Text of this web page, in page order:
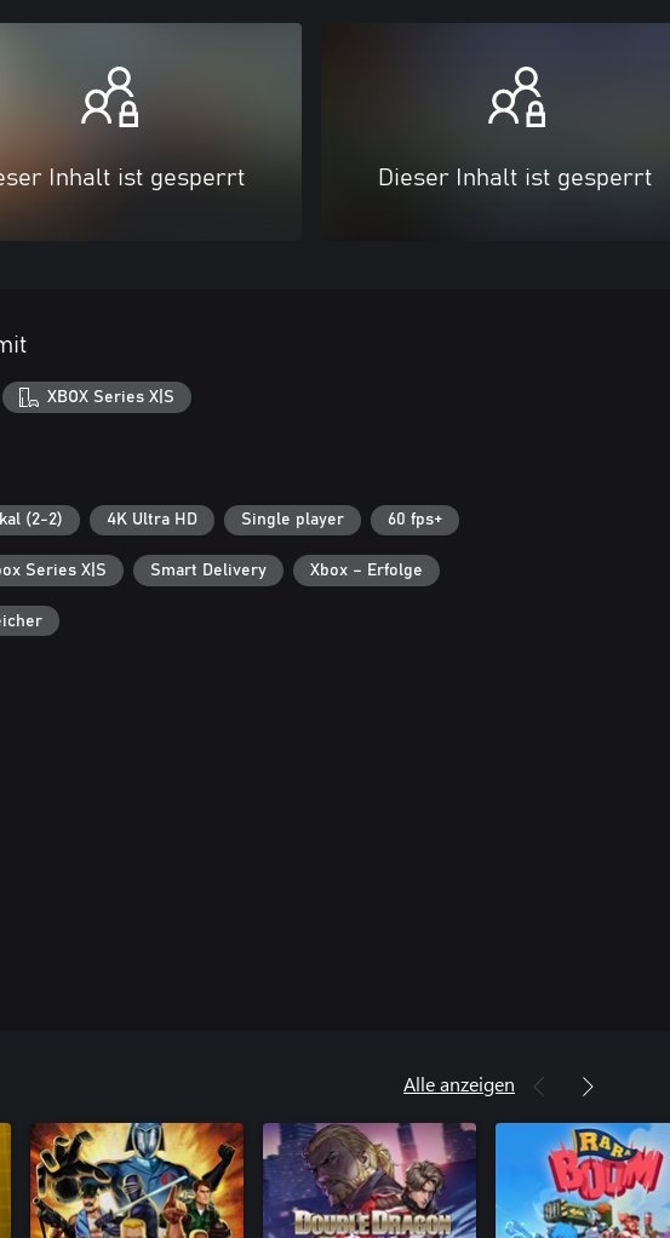
Inhalt ist gesperrt Dieser Inhalt ist gesperrt
XBOX Series X|S
(2-2) 4K Ultra HD Single player 60 fps+
Series X|S Smart Delivery Xbox – Erfolge
Alle anzeigen